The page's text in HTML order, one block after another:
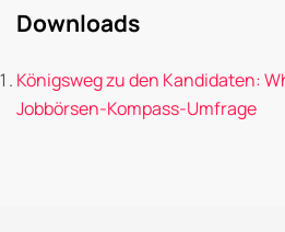
Downloads
Königsweg zu den Kandidaten:
Jobbörsen-Kompass-Umfrage